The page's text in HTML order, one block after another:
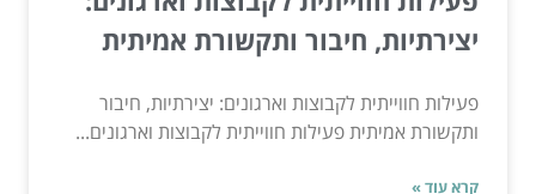
יצירתיות, חיבור ותקשורת אמיתית
פעילות חווייתית לקבוצות וארגונים: יצירתיות, חיבור
ותקשורת אמיתית פעילות חווייתית לקבוצות וארגונים...
קרא עוד »